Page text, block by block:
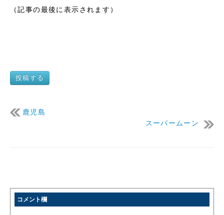
（記事の最後に表示されます）
投稿する
鹿児島
スーパームーン
コメント欄